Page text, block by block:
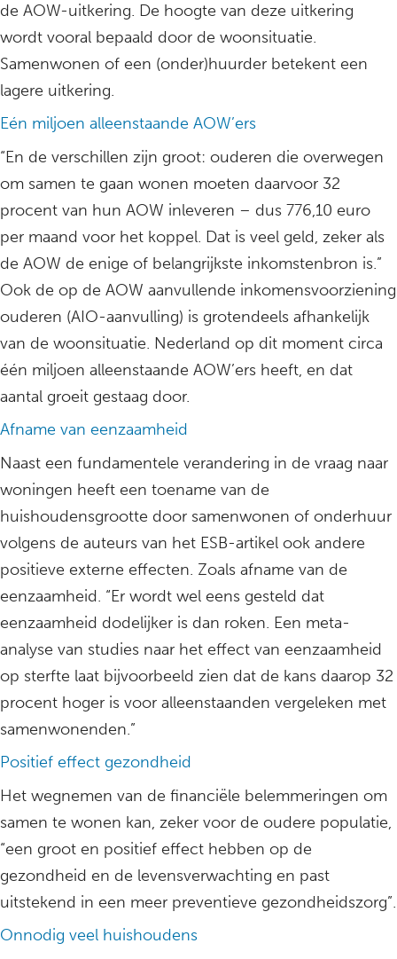
de AOW-uitkering. De hoogte van deze uitkering
wordt vooral bepaald door de woonsituatie.
Samenwonen of een (onder)huurder betekent een
lagere uitkering.
Eén miljoen alleenstaande AOW’ers
“En de verschillen zijn groot: ouderen die overwegen
om samen te gaan wonen moeten daarvoor 32
procent van hun AOW inleveren – dus 776,10 euro
per maand voor het koppel. Dat is veel geld, zeker als
de AOW de enige of belangrijkste inkomstenbron is.”
Ook de op de AOW aanvullende inkomensvoorziening
ouderen (AIO-aanvulling) is grotendeels afhankelijk
van de woonsituatie. Nederland op dit moment circa
één miljoen alleenstaande AOW’ers heeft, en dat
aantal groeit gestaag door.
Afname van eenzaamheid
Naast een fundamentele verandering in de vraag naar
woningen heeft een toename van de
huishoudensgrootte door samenwonen of onderhuur
volgens de auteurs van het ESB-artikel ook andere
positieve externe effecten. Zoals afname van de
eenzaamheid. “Er wordt wel eens gesteld dat
eenzaamheid dodelijker is dan roken. Een meta-
analyse van studies naar het effect van eenzaamheid
op sterfte laat bijvoorbeeld zien dat de kans daarop 32
procent hoger is voor alleenstaanden vergeleken met
samenwonenden.”
Positief effect gezondheid
Het wegnemen van de financiële belemmeringen om
samen te wonen kan, zeker voor de oudere populatie,
“een groot en positief effect hebben op de
gezondheid en de levensverwachting en past
uitstekend in een meer preventieve gezondheidszorg”.
Onnodig veel huishoudens